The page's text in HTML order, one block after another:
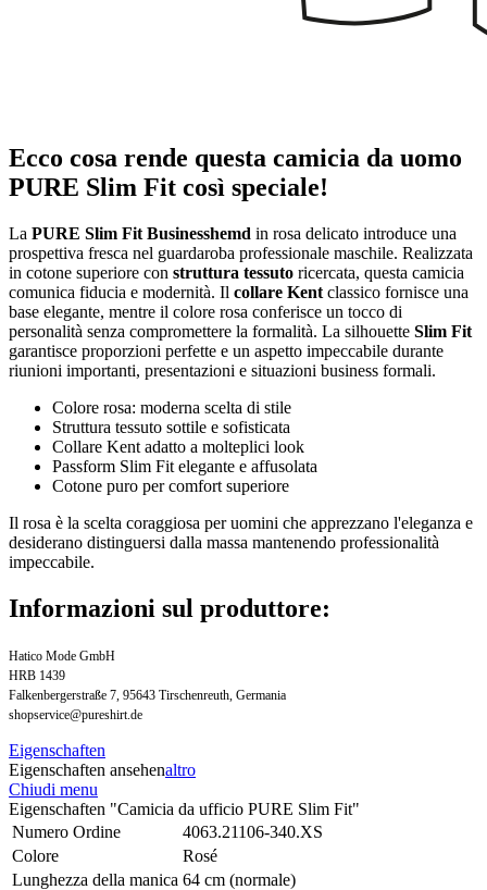
Ecco cosa rende questa camicia da uomo
PURE Slim Fit così speciale!
La PURE Slim Fit Businesshemd in rosa delicato introduce una
prospettiva fresca nel guardaroba professionale maschile. Realizzata
in cotone superiore con struttura tessuto ricercata, questa camicia
comunica fiducia e modernità. Il collare Kent classico fornisce una
base elegante, mentre il colore rosa conferisce un tocco di
personalità senza compromettere la formalità. La silhouette Slim Fit
garantisce proporzioni perfette e un aspetto impeccabile durante
riunioni importanti, presentazioni e situazioni business formali.
Colore rosa: moderna scelta di stile
Struttura tessuto sottile e sofisticata
Collare Kent adatto a molteplici look
Passform Slim Fit elegante e affusolata
Cotone puro per comfort superiore
Il rosa è la scelta coraggiosa per uomini che apprezzano l'eleganza e
desiderano distinguersi dalla massa mantenendo professionalità
impeccabile.
Informazioni sul produttore:
Hatico Mode GmbH
HRB 1439
Falkenbergerstraße 7, 95643 Tirschenreuth, Germania
shopservice@pureshirt.de
Eigenschaften
Eigenschaften ansehenaltro
Chiudi menu
Eigenschaften "Camicia da ufficio PURE Slim Fit"
Numero Ordine
4063.21106-340.XS
Colore
Rosé
Lunghezza della manica 64 cm (normale)